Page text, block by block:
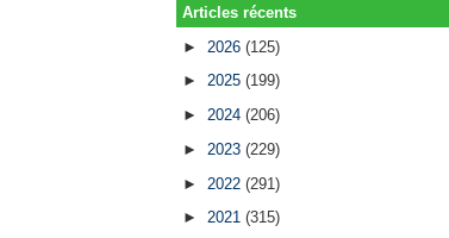
Articles récents
► 2026(125)
►2025(199)
►2024(206)
► 2023(229)
► 2022(291)
►2021(315)